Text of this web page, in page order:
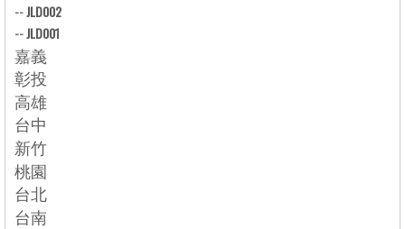
--JLD002
--JLD001
嘉義
彰投
高雄
台中
新竹
桃園
台北
台南